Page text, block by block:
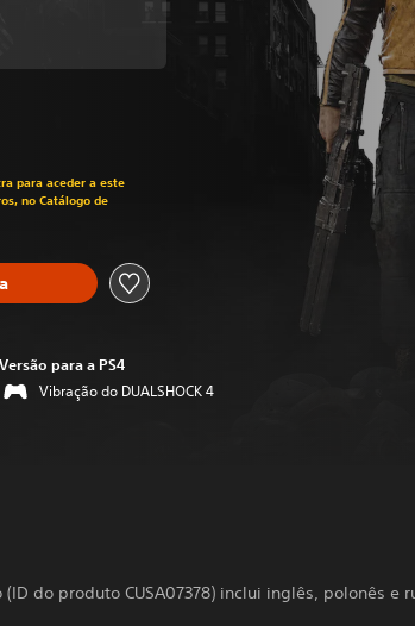
relação ao preço original de €39,99
para aceder a este
no Catálogo de
Versão para a PS4
Vibração do DUALSHOCK 4
(ID do produto CUSA07378) inclui inglês, polonês e